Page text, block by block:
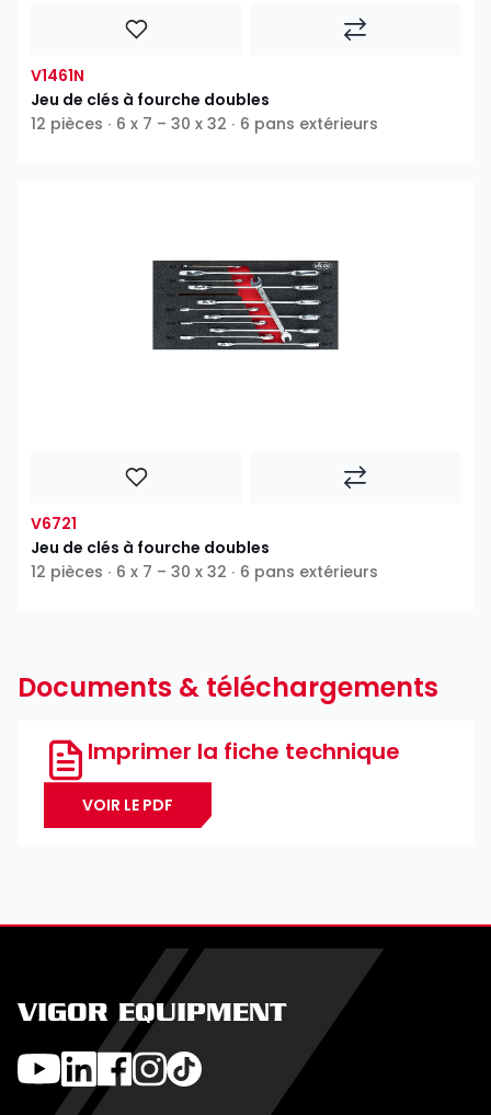
V1461N
Jeu de clés à fourche doubles
12 pièces ∙ 6 x 7 – 30 x 32 ∙ 6 pans extérieurs
V6721
Jeu de clés à fourche doubles
12 pièces ∙ 6 x 7 – 30 x 32 ∙ 6 pans extérieurs
Documents & téléchargements
Imprimer la fiche technique
VOIR LE PDF
VIGOR EQUIPMENT